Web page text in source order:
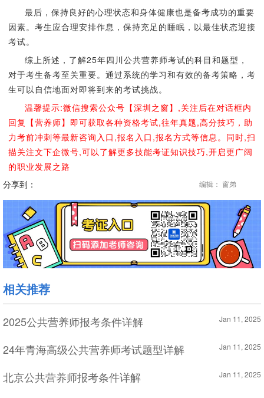
最后，保持良好的心理状态和身体健康也是备考成功的重要
因素。考生应合理安排作息，保持充足的睡眠，以最佳状态迎接
考试。
综上所述，了解25年四川公共营养师考试的科目和题型，
对于考生备考至关重要。通过系统的学习和有效的备考策略，考
生可以自信地面对即将到来的考试挑战。
温馨提示:微信搜索公众号【深圳之窗】,关注后在对话框内
回复【营养师】即可获取各种资格考试,往年真题,高分技巧，助
力考前冲刺等最新咨询入口,报名入口,报名方式等信息。同时,扫
描关注文下企微号,可以了解更多技能考证知识技巧,开启更广阔
的职业发展之路
分享到：
编辑： 窗弟
相关推荐
2025公共营养师报考条件详解 Jan 11, 2025
24年青海高级公共营养师考试题型详解 Jan 11, 2025
北京公共营养师报考条件详解 Jan 11, 2025